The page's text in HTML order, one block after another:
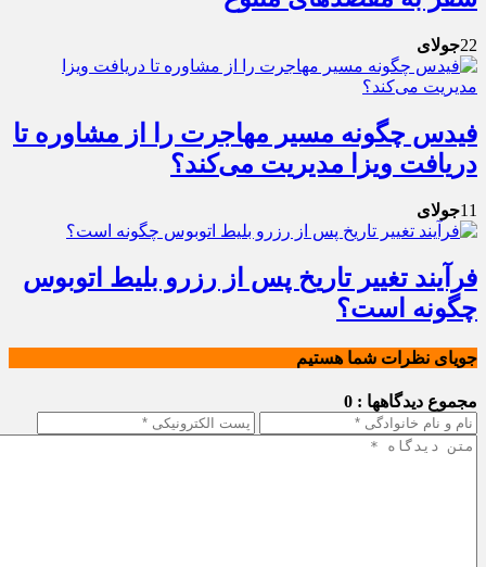
22جولای
فیدس چگونه مسیر مهاجرت را از مشاوره تا
دریافت ویزا مدیریت می‌کند؟
11جولای
فرآیند تغییر تاریخ پس از رزرو بلیط اتوبوس
چگونه است؟
جویای نظرات شما هستیم
مجموع دیدگاهها : 0